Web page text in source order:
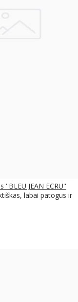
JEAN ECRU''
labai patogus ir